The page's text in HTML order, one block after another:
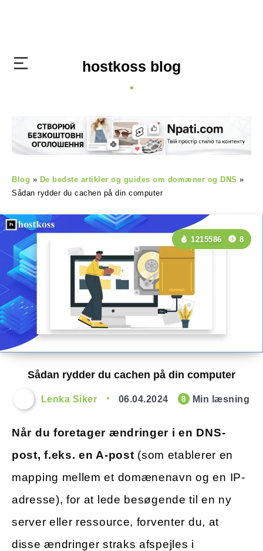
hostkoss blog
Blog » De bedste artikler og guides om domæner og DNS »
Sådan rydder du cachen på din computer
Sådan rydder du cachen på din computer
1215586 8
Lenka Siker 06.04.2024 8 Min læsning
Når du foretager ændringer i en DNS-
post, f.eks. en A-post (som etablerer en
mapping mellem et domænenavn og en IP-
adresse), for at lede besøgende til en ny
server eller ressource, forventer du, at
disse ændringer straks afspejles i